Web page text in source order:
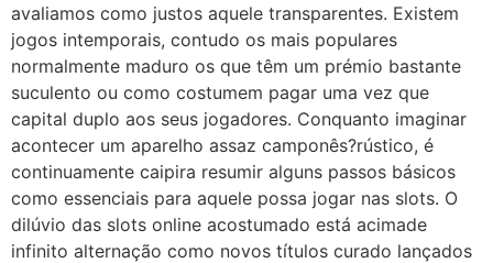
avaliamos como justos aquele transparentes. Existem
jogos intemporais, contudo os mais populares
normalmente maduro os que têm um prémio bastante
suculento ou como costumem pagar uma vez que
capital duplo aos seus jogadores. Conquanto imaginar
acontecer um aparelho assaz camponês?rústico, é
continuamente caipira resumir alguns passos básicos
como essenciais para aquele possa jogar nas slots. O
dilúvio das slots online acostumado está acimade
infinito alternação como novos títulos curado lançados